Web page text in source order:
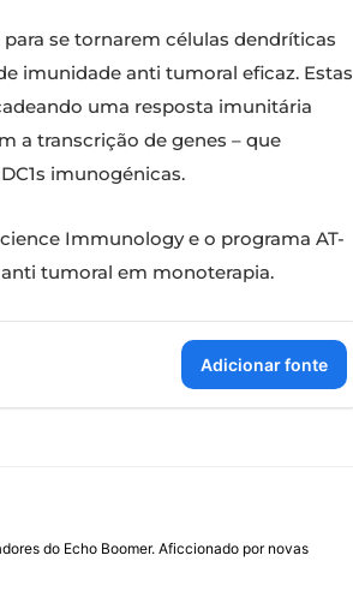
se tornarem células dendríticas
imunidade anti tumoral eficaz. Estas
uma resposta imunitária
a transcrição de genes – que
imunogénicas.
Immunology e o programa AT-
tumoral em monoterapia.
Adicionar fonte
do Echo Boomer. Aficcionado por novas